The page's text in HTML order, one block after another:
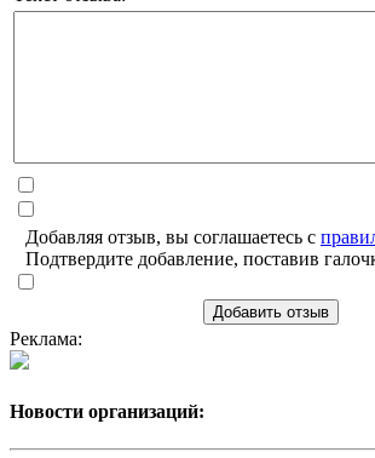
Добавляя отзыв, вы соглашаетесь с
Подтвердите добавление, поставив
Добавить отзыв
Реклама:
Новости организаций: